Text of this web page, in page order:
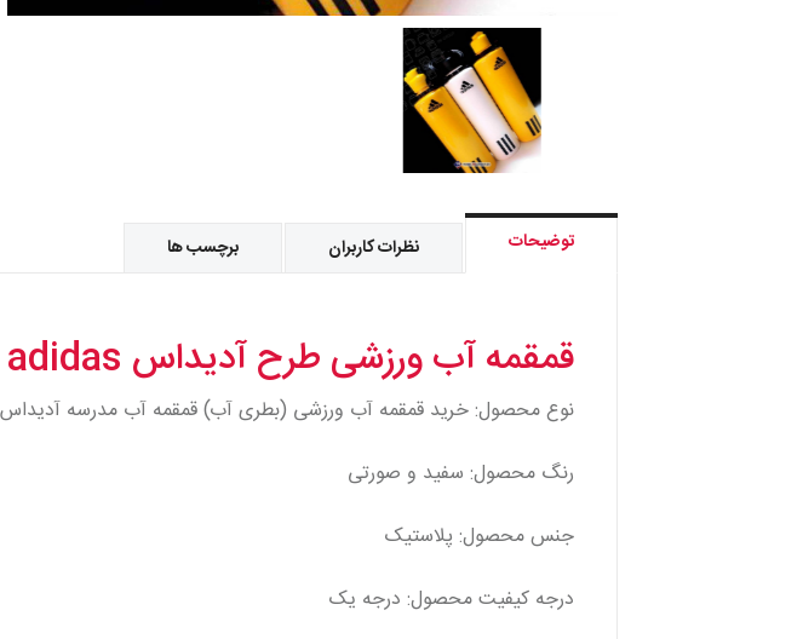
توضیحات نظرات کاربران برچسب ها
قمقمه آب ورزشی طرح آدیداس adidas
نوع محصول: خرید قمقمه آب ورزشی (بطری آب) قمقمه آب مدرسه آدیداس adidas
رنگ محصول: سفید و صورتی
جنس محصول: پلاستیک
درجه کیفیت محصول: درجه یک